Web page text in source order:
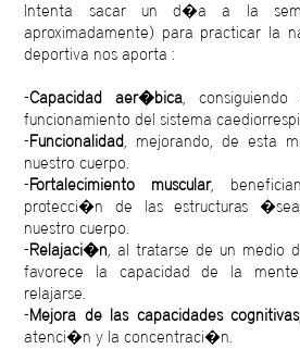
Intenta sacar un d�a a la
aproximadamente) para practicar la
deportiva nos aporta :
-Capacidad aer�bica,
funcionamiento del sistema
-Funcionalidad, mejorando, de esta
nuestro cuerpo.
-Fortalecimiento muscular,
protecci�n de las estructuras
nuestro cuerpo.
-Relajaci�n, al tratarse de un medio
favorece la capacidad de la
relajarse.
-Mejora de las capacidades cognitivas
atenci�n y la concentraci�n.